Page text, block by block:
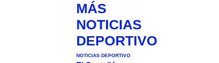
MÁS
NOTICIAS
DEPORTIVO
NOTICIAS DEPORTIVO